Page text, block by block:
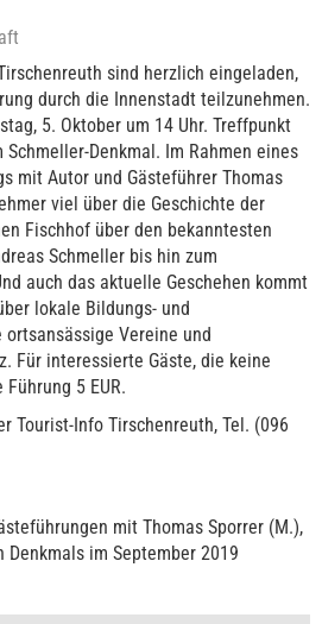
sind herzlich eingeladen,
durch die Innenstadt teilzunehmen.
5. Oktober um 14 Uhr. Treffpunkt
Denkmal. Im Rahmen eines
mit Autor und Gästeführer Thomas
viel über die Geschichte der
Fischhof über den bekanntesten
Schmeller bis hin zum
auch das aktuelle Geschehen kommt
lokale Bildungs- und
Vereine und
Für interessierte Gäste, die keine
5 EUR.
Tourist-Info Tirschenreuth, Tel. (096
mit Thomas Sporrer (M.),
Denkmals im September 2019